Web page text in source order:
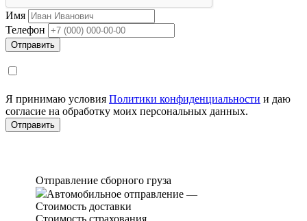
Имя
Телефон
Я принимаю условия Политики конфиденциальности и даю
согласие на обработку моих персональных данных.
Отправление сборного груза
Автомобильное отправление —
Стоимость доставки
Стоимость страхования